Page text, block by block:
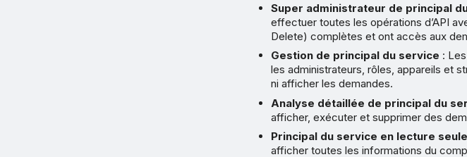
Super administrateur de principal
effectuer toutes les opérations d’API
Delete) complètes et ont accès aux
Gestion de principal du service :
les administrateurs, rôles, appareils et
ni afficher les demandes.
Analyse détaillée de principal du
afficher, exécuter et supprimer des
Principal du service en lecture seule
afficher toutes les informations du